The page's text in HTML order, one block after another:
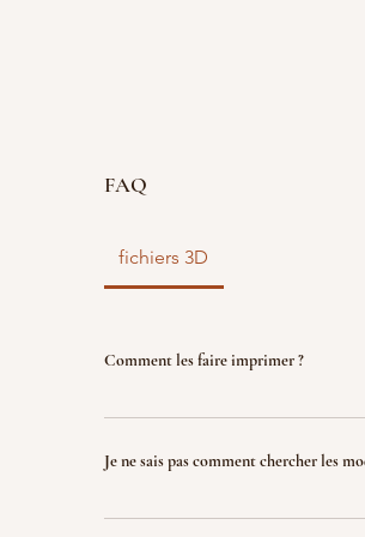
FAQ
fichiers 3D
Comment les faire imprimer ?
vous disposez d'un fichier 3D
garantir la propriété
Je ne sais pas comment chercher les
Indiquez nous ce que vous